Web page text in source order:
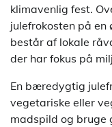
klimavenlig fest.
julefrokosten på en
består af lokale
der har fokus på
En bæredygtig
vegetariske eller
madspild og bruge